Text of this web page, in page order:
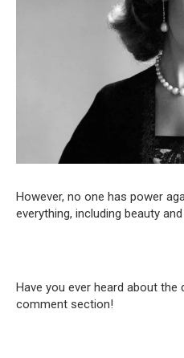
However, no one has power
everything, including beauty
Have you ever heard about the
comment section!